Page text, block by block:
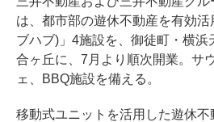
は、都市部の遊休不動産を有効
ブハブ)」4施設を、御徒町・横浜
合ヶ丘に、7月より順次開業。サ
ェ、BBQ施設を備える。
移動式ユニットを活用した遊休